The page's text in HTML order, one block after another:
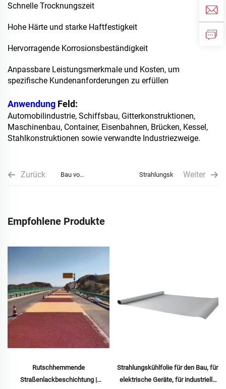
Schnelle Trocknungszeit
Hohe Härte und starke Haftfestigkeit
Hervorragende Korrosionsbeständigkeit
Anpassbare Leistungsmerkmale und Kosten, um
spezifische Kundenanforderungen zu erfüllen
Anwendung Feld:
Automobilindustrie, Schiffsbau, Gitterkonstruktionen,
Maschinenbau, Container, Eisenbahnen, Brücken, Kessel,
Stahlkonstruktionen sowie verwandte Industriezweige.
Zurück
Bau von
Weiter
Strahlungskühlmaterialien
Empfohlene Produkte
Rutschhemmende
Straßenlackbeschichtung |
Strahlungskühlfolie für den Bau, für
elektrische Geräte, für industrielle